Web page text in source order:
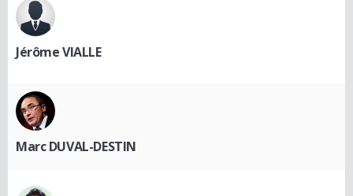
Jérôme VIALLE
Marc DUVAL-DESTIN